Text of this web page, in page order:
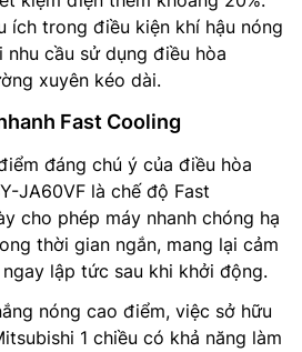
ích trong điều kiện khí hậu nóng
nhu cầu sử dụng điều hòa
xuyên kéo dài.
Fast Cooling
đáng chú ý của điều hòa
JA60VF là chế độ Fast
cho phép máy nhanh chóng hạ
thời gian ngắn, mang lại cảm
lập tức sau khi khởi động.
nóng cao điểm, việc sở hữu
1 chiều có khả năng làm